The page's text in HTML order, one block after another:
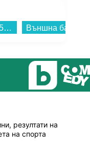
резултати на
на спорта